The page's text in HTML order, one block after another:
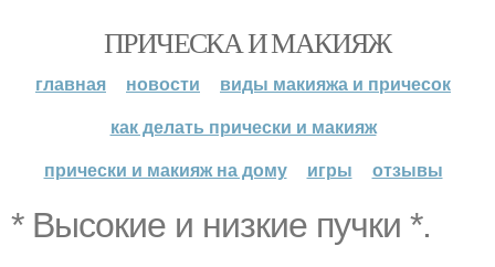
ПРИЧЕСКА И МАКИЯЖ
главная новости
виды макияжа и причесок
как делать прически и макияж
прически и макияж на дому
игры отзывы
* Высокие и низкие пучки *.